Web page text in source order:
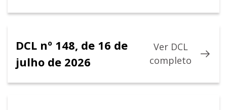
DCL nº 148, de 16 de
julho de 2026
Ver DCL
completo